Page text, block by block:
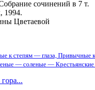
сочинений в 7 т.
1994.
Цветаевой
к степям — глаза, Привычные
— соленые — Крестьянские